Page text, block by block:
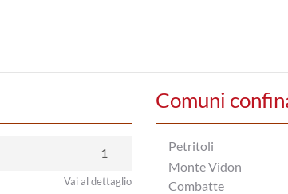
1
Vai al dettaglio
Comuni
Petritoli
Monte Vidon
Combatte